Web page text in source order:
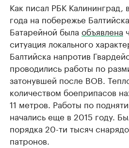
Как писал РБК Калининград,
года на побережье
Батарейной была объявлена
ситуация локального
Балтийска напротив
проводились работы по
затонувшей после ВОВ.
количеством боеприпасов
11 метров. Работы по
начались еще в 2015 году.
порядка 20-ти тысяч
патронов.